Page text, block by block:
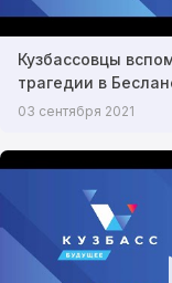
Кузбассовцы
трагедии в
03 сентября 2021